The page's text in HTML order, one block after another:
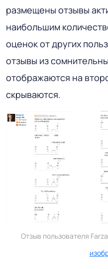
размещены отзывы
наибольшим
оценок от других
отзывы из
отображаются на
скрываются.
Отзыв пользователя